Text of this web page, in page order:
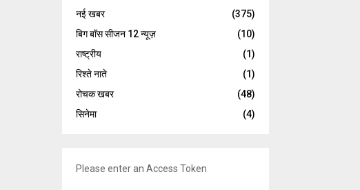
नई खबर
(375)
बिग बॉस सीजन 12 न्यूज़
(10)
राष्ट्रीय
(1)
रिश्ते नाते
(1)
रोचक खबर
(48)
सिनेमा
(4)
Please enter an Access Token